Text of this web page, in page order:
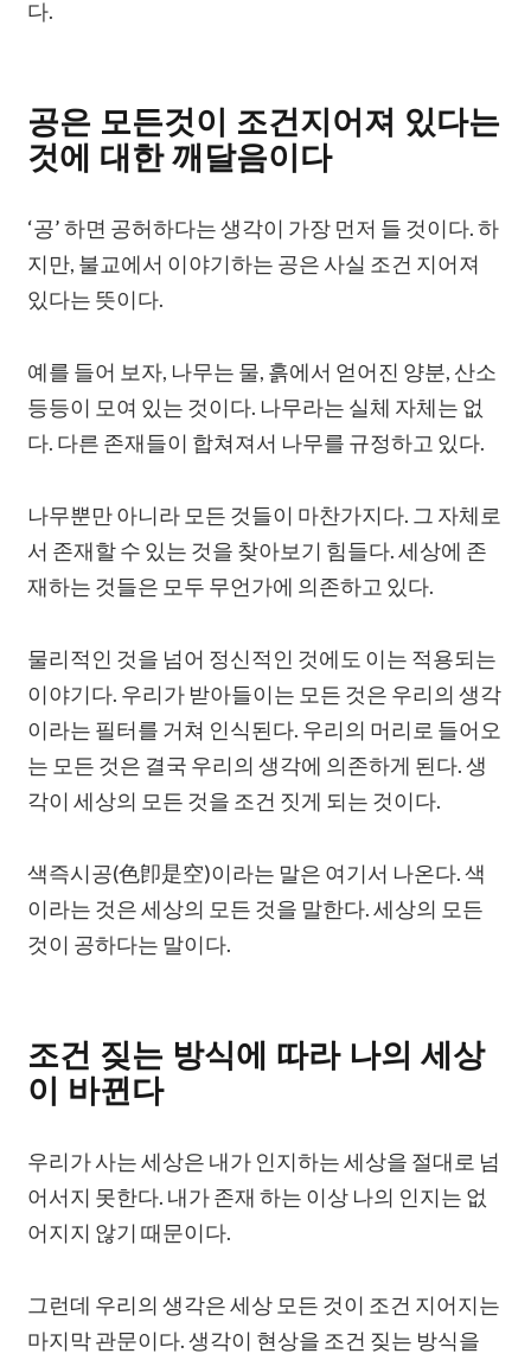
다.
공은 모든것이 조건지어져 있다는
것에 대한 깨달음이다
‘공’ 하면 공허하다는 생각이 가장 먼저 들 것이다. 하
지만, 불교에서 이야기하는 공은 사실 조건 지어져
있다는 뜻이다.
예를 들어 보자, 나무는 물, 흙에서 얻어진 양분, 산소
등등이 모여 있는 것이다. 나무라는 실체 자체는 없
다. 다른 존재들이 합쳐져서 나무를 규정하고 있다.
나무뿐만 아니라 모든 것들이 마찬가지다. 그 자체로
서 존재할 수 있는 것을 찾아보기 힘들다. 세상에 존
재하는 것들은 모두 무언가에 의존하고 있다.
물리적인 것을 넘어 정신적인 것에도 이는 적용되는
이야기다. 우리가 받아들이는 모든 것은 우리의 생각
이라는 필터를 거쳐 인식된다. 우리의 머리로 들어오
는 모든 것은 결국 우리의 생각에 의존하게 된다. 생
각이 세상의 모든 것을 조건 짓게 되는 것이다.
색즉시공(色卽是空)이라는 말은 여기서 나온다. 색
이라는 것은 세상의 모든 것을 말한다. 세상의 모든
것이 공하다는 말이다.
조건 짖는 방식에 따라 나의 세상
이 바뀐다
우리가 사는 세상은 내가 인지하는 세상을 절대로 넘
어서지 못한다. 내가 존재 하는 이상 나의 인지는 없
어지지 않기 때문이다.
그런데 우리의 생각은 세상 모든 것이 조건 지어지는
마지막 관문이다. 생각이 현상을 조건 짖는 방식을